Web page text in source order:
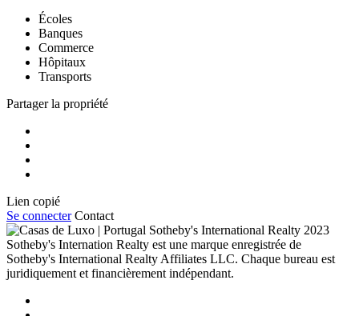
Écoles
Banques
Commerce
Hôpitaux
Transports
Partager la propriété
Lien copié
Se connecter Contact
2023
Sotheby's Internation Realty est une marque enregistrée de
Sotheby's International Realty Affiliates LLC. Chaque bureau est
juridiquement et financièrement indépendant.